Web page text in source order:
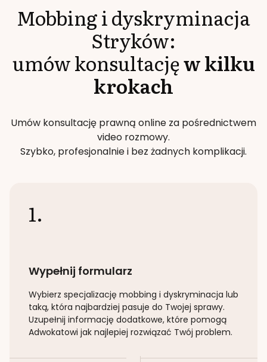
Mobbing i dyskryminacja
Stryków:
umów konsultacjęw kilku
krokach
Umów konsultację prawną online za pośrednictwem
video rozmowy.
Szybko, profesjonalnie i bez żadnych komplikacji.
1.
Wypełnij formularz
Wybierz specjalizację mobbing i dyskryminacja lub
taką, która najbardziej pasuje do Twojej sprawy.
Uzupełnij informację dodatkowe, które pomogą
Adwokatowi jak najlepiej rozwiązać Twój problem.